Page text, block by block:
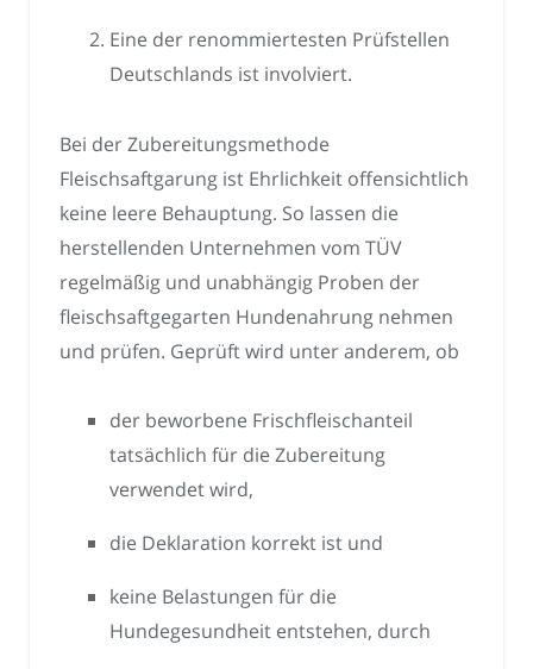
Eine der renommiertesten Prüfstellen
Deutschlands ist involviert.
Bei der Zubereitungsmethode
Fleischsaftgarung ist Ehrlichkeit offensichtlich
keine leere Behauptung. So lassen die
herstellenden Unternehmen vom TÜV
regelmäßig und unabhängig Proben der
fleischsaftgegarten Hundenahrung nehmen
und prüfen. Geprüft wird unter anderem, ob
der beworbene Frischfleischanteil
tatsächlich für die Zubereitung
verwendet wird,
die Deklaration korrekt ist und
keine Belastungen für die
Hundegesundheit entstehen, durch